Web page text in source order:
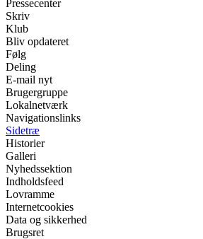
Pressecenter
Skriv
Klub
Bliv opdateret
Følg
Deling
E-mail nyt
Brugergruppe
Lokalnetværk
Navigationslinks
Sidetræ
Historier
Galleri
Nyhedssektion
Indholdsfeed
Lovramme
Internetcookies
Data og sikkerhed
Brugsret